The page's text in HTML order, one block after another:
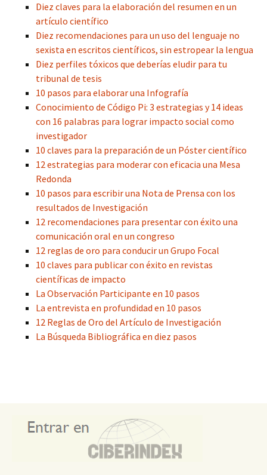
Diez claves para la elaboración del resumen en un
artículo científico
Diez recomendaciones para un uso del lenguaje no
sexista en escritos científicos, sin estropear la lengua
Diez perfiles tóxicos que deberías eludir para tu
tribunal de tesis
10 pasos para elaborar una Infografía
Conocimiento de Código Pi: 3 estrategias y 14 ideas
con 16 palabras para lograr impacto social como
investigador
10 claves para la preparación de un Póster científico
12 estrategias para moderar con eficacia una Mesa
Redonda
10 pasos para escribir una Nota de Prensa con los
resultados de Investigación
12 recomendaciones para presentar con éxito una
comunicación oral en un congreso
12 reglas de oro para conducir un Grupo Focal
10 claves para publicar con éxito en revistas
científicas de impacto
La Observación Participante en 10 pasos
La entrevista en profundidad en 10 pasos
12 Reglas de Oro del Artículo de Investigación
La Búsqueda Bibliográfica en diez pasos